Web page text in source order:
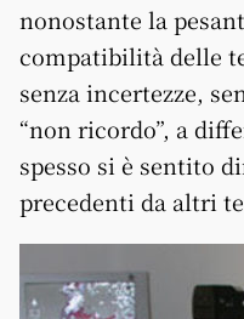
nonostante la
compatibilità delle
senza incertezze,
“non ricordo”, a
spesso si è sentito
precedenti da altri